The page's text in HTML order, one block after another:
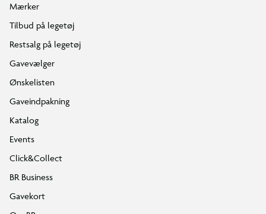
Mærker
Tilbud på legetøj
Restsalg på legetøj
Gavevælger
Ønskelisten
Gaveindpakning
Katalog
Events
Click&Collect
BR Business
Gavekort